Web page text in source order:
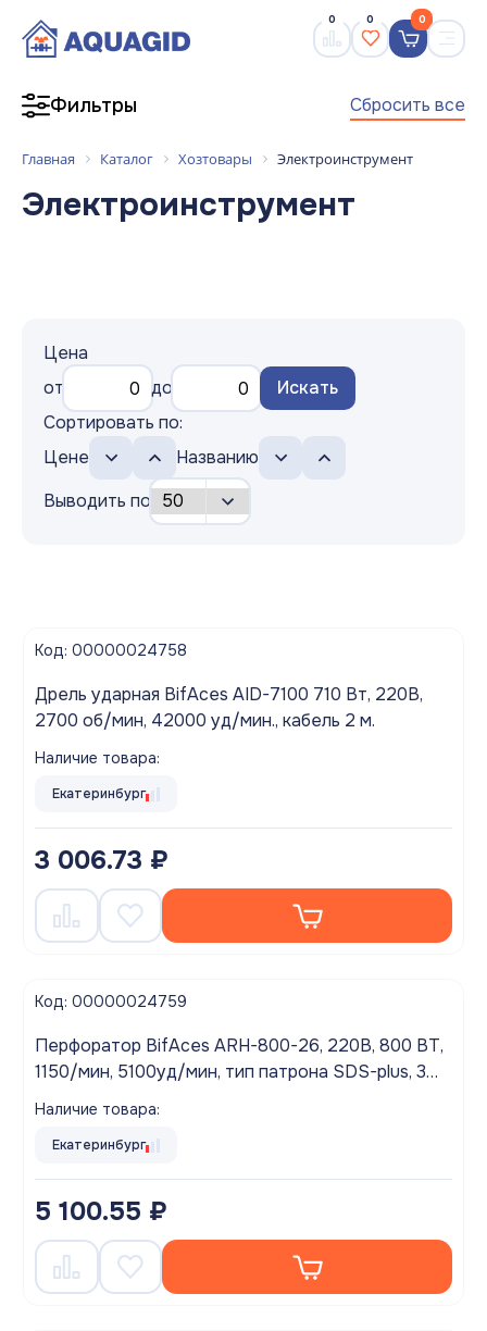
0 0 0
Фильтры Сбросить все
Главная Каталог Хозтовары Электроинструмент
Электроинструмент
Цена
от
до
Искать
Сортировать по:
Цене
Названию
Выводить по
Код: 00000024758
Дрель ударная BifAces AID-7100 710 Вт, 220В,
2700 об/мин, 42000 уд/мин., кабель 2 м.
Наличие товара:
Екатеринбург
3 006.73 ₽
Код: 00000024759
Перфоратор BifAces ARH-800-26, 220В, 800 ВТ,
1150/мин, 5100уд/мин, тип патрона SDS-plus, 3
реж. работы, огр. бурения, доп. рукоятка, кабель
Наличие товара:
Екатеринбург
5 100.55 ₽